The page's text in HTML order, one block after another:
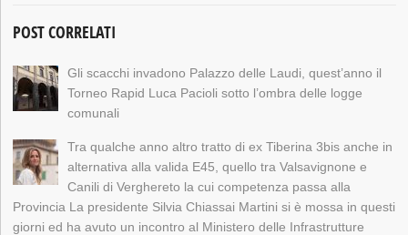
POST CORRELATI
Gli scacchi invadono Palazzo delle Laudi, quest’anno il
Torneo Rapid Luca Pacioli sotto l’ombra delle logge
comunali
Tra qualche anno altro tratto di ex Tiberina 3bis anche in
alternativa alla valida E45, quello tra Valsavignone e
Canili di Verghereto la cui competenza passa alla
Provincia La presidente Silvia Chiassai Martini si è mossa in questi
giorni ed ha avuto un incontro al Ministero delle Infrastrutture